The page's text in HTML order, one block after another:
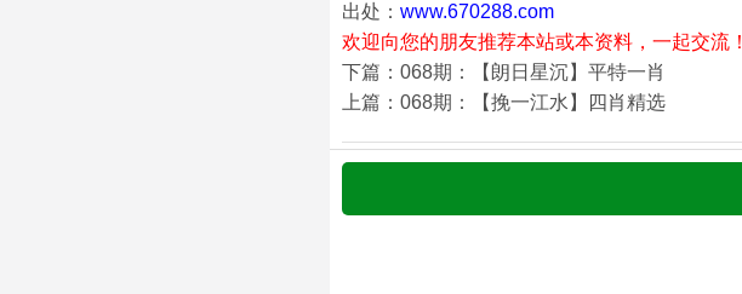
出处： www.670288.com
欢迎向您的朋友推荐本站或本资料，一起交流！
下篇：068期：【朗日星沉】平特一肖
上篇：068期：【挽一江水】四肖精选